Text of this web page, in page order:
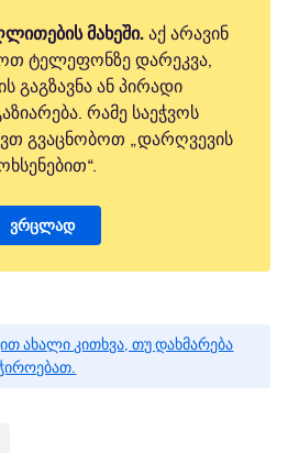
მახეში.აქ არავინ
ტელეფონზე დარეკვა,
გაგზავნა ან პირადი
რამე საეჭვოს
გვაცნობოთ „დარღვევის
ვრცლად
ახალი კითხვა, თუ დახმარება